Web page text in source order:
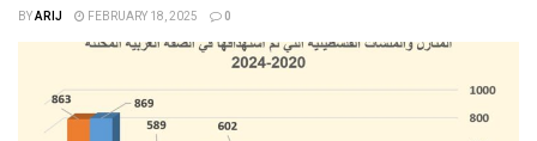
BYARIJ FEBRUARY 18, 2025 0